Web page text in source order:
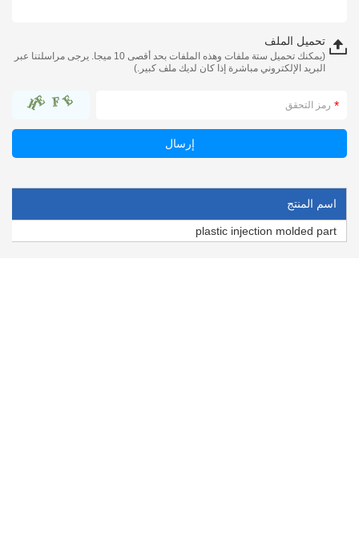
تحميل الملف
(يمكنك تحميل ستة ملفات وهذه الملفات بحد أقصى 10 ميجا. يرجى مراسلتنا عبر
البريد الإلكتروني مباشرة إذا كان لديك ملف كبير.)
اسم المنتج
plastic injection molded part